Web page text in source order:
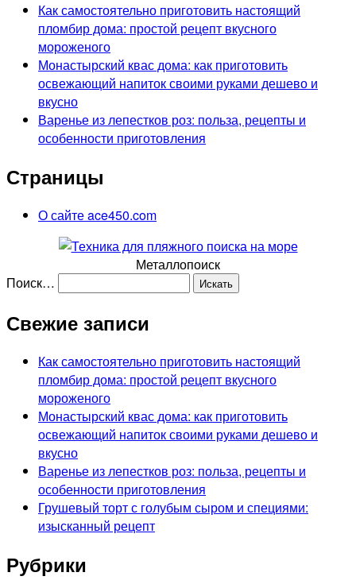
Как самостоятельно приготовить настоящий
пломбир дома: простой рецепт вкусного
мороженого
Монастырский квас дома: как приготовить
освежающий напиток своими руками дешево и
вкусно
Варенье из лепестков роз: польза, рецепты и
особенности приготовления
Страницы
О сайте ace450.com
Металлопоиск
Поиск…
Свежие записи
Как самостоятельно приготовить настоящий
пломбир дома: простой рецепт вкусного
мороженого
Монастырский квас дома: как приготовить
освежающий напиток своими руками дешево и
вкусно
Варенье из лепестков роз: польза, рецепты и
особенности приготовления
Грушевый торт с голубым сыром и специями:
изысканный рецепт
Рубрики